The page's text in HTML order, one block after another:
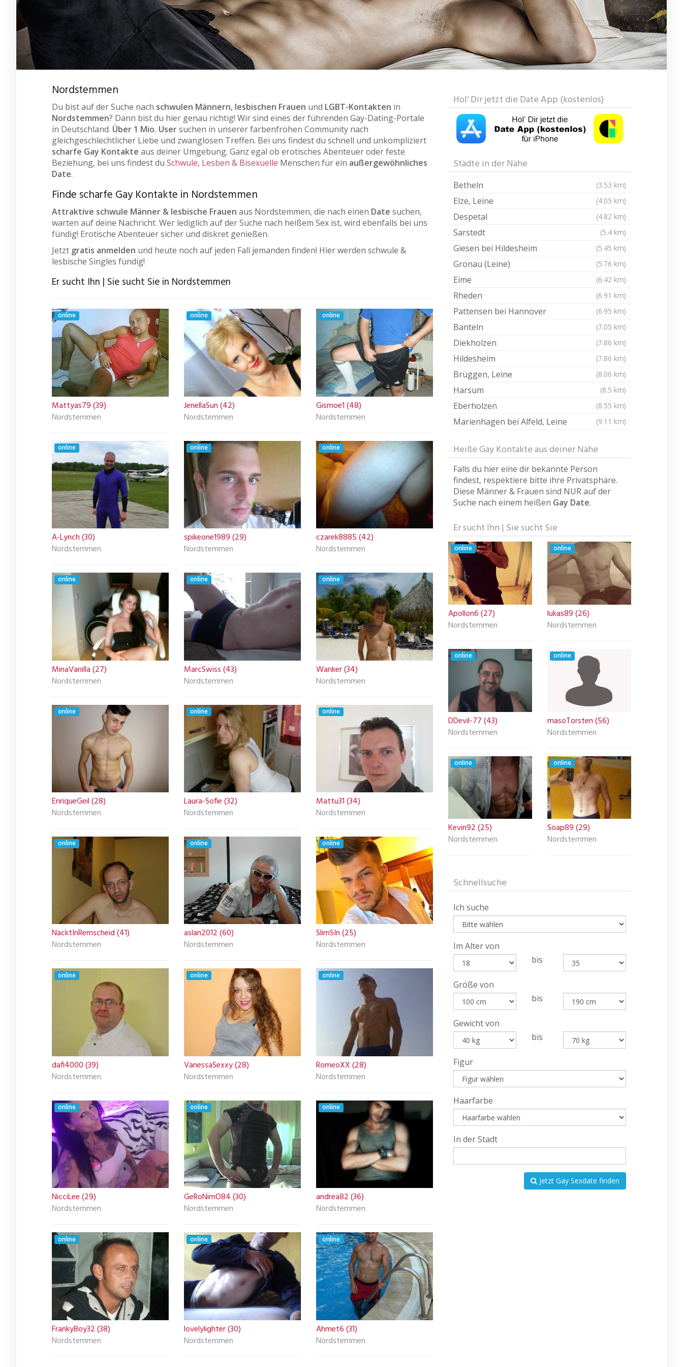
Nordstemmen
Du bist auf der Suche nach schwulen Männern, lesbischen Frauen und LGBT-Kontakten in
Nordstemmen? Dann bist du hier genau richtig! Wir sind eines der führenden Gay-Dating-Portale
in Deutschland. Über 1 Mio. Usersuchen in unserer farbenfrohen Community nach
gleichgeschlechtlicher Liebe und zwanglosen Treffen. Bei uns findest du schnell und unkompliziert
scharfe Gay Kontakte aus deiner Umgebung. Ganz egal ob erotisches Abenteuer oder feste
Beziehung, bei uns findest du Schwule, Lesben & Bisexuelle Menschen für ein außergewöhnliches
Date.
Finde scharfe Gay Kontakte in Nordstemmen
Attraktive schwule Männer & lesbische Frauen aus Nordstemmen, die nach einen Date suchen,
warten auf deine Nachricht. Wer lediglich auf der Suche nach heißem Sex ist, wird ebenfalls bei uns
fündig! Erotische Abenteuer sicher und diskret genießen.
Jetzt gratis anmelden und heute noch auf jeden Fall jemanden finden! Hier werden schwule &
lesbische Singles fündig!
Er sucht Ihn | Sie sucht Sie in Nordstemmen
online
Mattyas79 (39)
Nordstemmen
online
JenellaSun (42)
Nordstemmen
online
Gismoe1 (48)
Nordstemmen
online
A-Lynch (30)
Nordstemmen
online
spikeone1989 (29)
Nordstemmen
online
czarek8885 (42)
Nordstemmen
online
MinaVanilla (27)
Nordstemmen
online
MarcSwiss (43)
Nordstemmen
online
Wanker (34)
Nordstemmen
online
EnriqueGeil (28)
Nordstemmen
online
Laura-Sofie (32)
Nordstemmen
online
Mattu31 (34)
Nordstemmen
online
NacktInRemscheid (41)
Nordstemmen
online
aslan2012 (60)
Nordstemmen
online
SlimSIn (25)
Nordstemmen
online
dafi4000 (39)
Nordstemmen
online
VanessaSexxy (28)
Nordstemmen
online
RomeoXX (28)
Nordstemmen
online
NicciLee (29)
Nordstemmen
online
GeRoNimO84 (30)
Nordstemmen
online
andrea82 (36)
Nordstemmen
online
FrankyBoy32 (38)
Nordstemmen
online
lovelylighter (30)
Nordstemmen
online
Ahmet6 (31)
Nordstemmen
Hol‘ Dir jetzt die Date App (kostenlos)
Städte in der Nähe
Betheln (3.53 km)
Elze, Leine (4.05 km)
Despetal (4.82 km)
Sarstedt (5.4 km)
Giesen bei Hildesheim (5.45 km)
Gronau (Leine) (5.76 km)
Eime (6.42 km)
Rheden (6.91 km)
Pattensen bei Hannover (6.95 km)
Banteln (7.05 km)
Diekholzen (7.86 km)
Hildesheim (7.86 km)
Brüggen, Leine (8.06 km)
Harsum (8.5 km)
Eberholzen (8.55 km)
Marienhagen bei Alfeld, Leine (9.11 km)
Heiße Gay Kontakte aus deiner Nähe
Falls du hier eine dir bekannte Person
findest, respektiere bitte ihre Privatsphäre.
Diese Männer & Frauen sind NUR auf der
Suche nach einem heißen Gay Date.
Er sucht Ihn | Sie sucht Sie
online
Apollon6 (27)
Nordstemmen
online
lukas89 (26)
Nordstemmen
online
DDevil-77 (43)
Nordstemmen
online
masoTorsten (56)
Nordstemmen
online
Kevin92 (25)
Nordstemmen
online
Soap89 (29)
Nordstemmen
Schnellsuche
Ich suche
Im Alter von
bis
Größe von
bis
Gewicht von
bis
Figur
Haarfarbe
In der Stadt
Jetzt Gay Sexdate finden